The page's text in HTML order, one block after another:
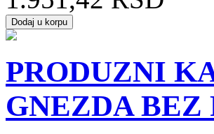
PRODUZNI
GNEZDA